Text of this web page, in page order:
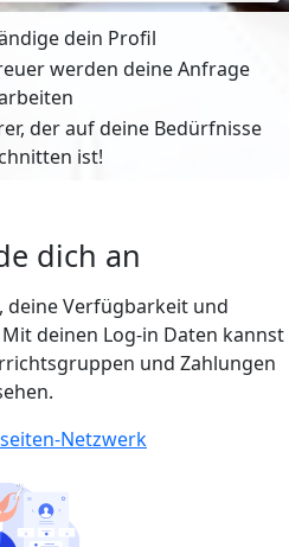
dein Profil
werden deine Anfrage
der auf deine Bedürfnisse
ist!
dich an
deine Verfügbarkeit und
deinen Log-in Daten kannst
und Zahlungen
Netzwerk